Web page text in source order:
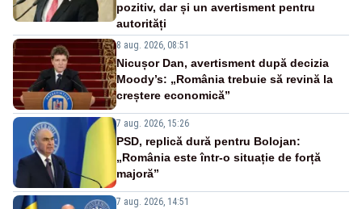
pozitiv, dar și un avertisment pentru
autorități
8 aug. 2026, 08:51
Nicușor Dan, avertisment după decizia
Moody’s: „România trebuie să revină la
creștere economică”
7 aug. 2026, 15:26
PSD, replică dură pentru Bolojan:
„România este într-o situație de forță
majoră”
7 aug. 2026, 14:51